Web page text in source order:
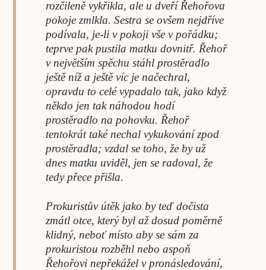
rozčileně vykřikla, ale u dveří Řehořova
pokoje zmlkla. Sestra se ovšem nejdříve
podívala, je-li v pokoji vše v pořádku;
teprve pak pustila matku dovnitř. Řehoř
v největším spěchu stáhl prostěradlo
ještě níž a ještě víc je načechral,
opravdu to celé vypadalo tak, jako když
někdo jen tak náhodou hodí
prostěradlo na pohovku. Řehoř
tentokrát také nechal vykukování zpod
prostěradla; vzdal se toho, že by už
dnes matku uviděl, jen se radoval, že
tedy přece přišla.
Prokuristův útěk jako by teď dočista
zmátl otce, který byl až dosud poměrně
klidný, neboť místo aby se sám za
prokuristou rozběhl nebo aspoň
Řehořovi nepřekážel v pronásledování,